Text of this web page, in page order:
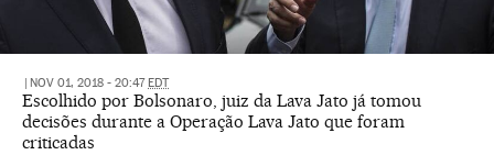
NOV 01, 2018 - 20:47 EDT
Escolhido por Bolsonaro, juiz da Lava Jato já tomou
decisões durante a Operação Lava Jato que foram
criticadas